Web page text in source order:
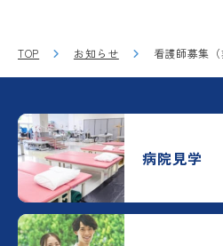
TOP お知らせ 看護師募集（
病院見学